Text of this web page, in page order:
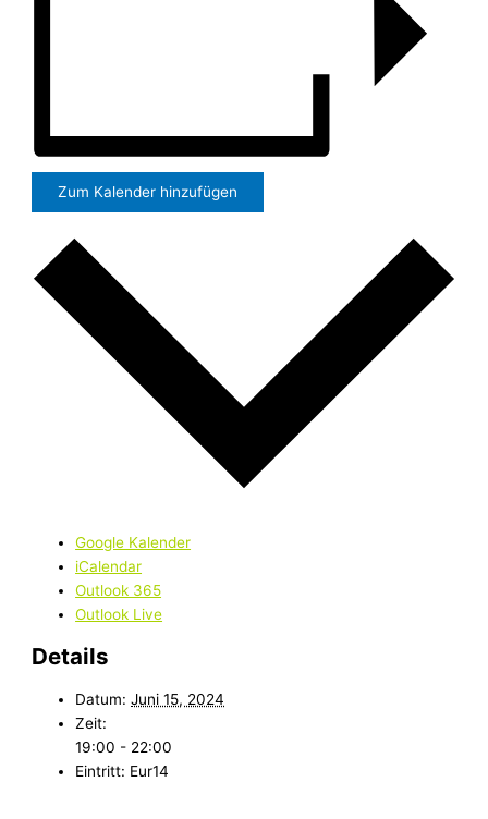
Zum Kalender hinzufügen
Google Kalender
iCalendar
Outlook 365
Outlook Live
Details
Datum: Juni 15, 2024
Zeit:
19:00 - 22:00
Eintritt: Eur14